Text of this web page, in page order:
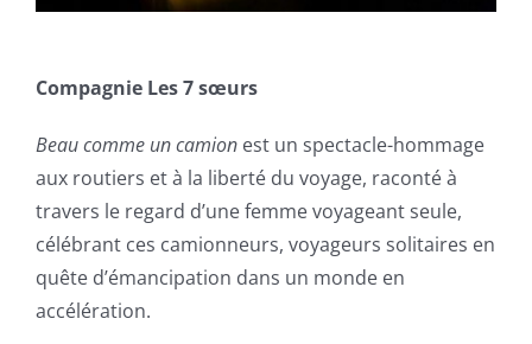
Compagnie Les 7 sœurs
Beau comme un camionest un spectacle-hommage
aux routiers et à la liberté du voyage, raconté à
travers le regard d’une femme voyageant seule,
célébrant ces camionneurs, voyageurs solitaires en
quête d’émancipation dans un monde en
accélération.